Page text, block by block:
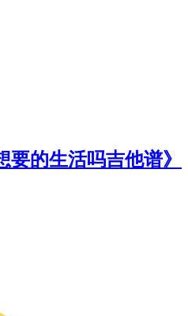
的生活吗吉他谱》